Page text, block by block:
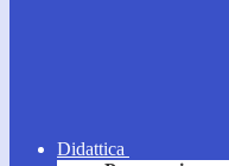
Didattica